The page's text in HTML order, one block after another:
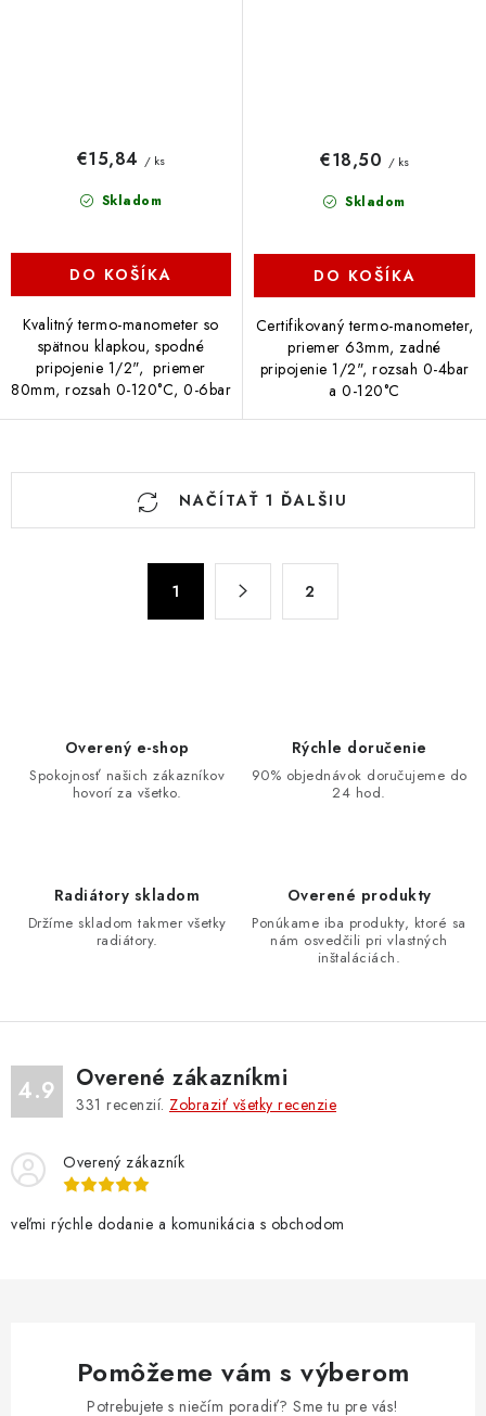
Skladom
€15,84 / ks
DO KOŠÍKA
Kvalitný termo-manometer so
spätnou klapkou, spodné
pripojenie 1/2", priemer
80mm, rozsah 0-120°C, 0-6bar
Skladom
€18,50 / ks
DO KOŠÍKA
Certifikovaný termo-manometer,
priemer 63mm, zadné
pripojenie 1/2", rozsah 0-4bar
a 0-120°C
O
u
NAČÍTAŤ 1 ĎALŠIU
1 2
Overený e-shop
Spokojnosť našich zákazníkov
hovorí za všetko.
Rýchle doručenie
90% objednávok doručujeme do
24 hod.
Radiátory skladom
Držíme skladom takmer všetky
radiátory.
Overené produkty
Ponúkame iba produkty, ktoré sa
nám osvedčili pri vlastných
inštaláciách.
4.9 Overené zákazníkmi
331 recenzií. Zobraziť všetky recenzie
Overený zákazník
veľmi rýchle dodanie a komunikácia s obchodom
Pomôžeme vám s výberom
Potrebujete s niečím poradiť? Sme tu pre vás!